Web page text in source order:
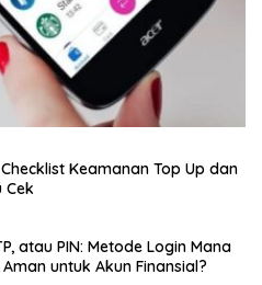
Keamanan Top Up dan
Cek
atau PIN: Metode Login Mana
untuk Akun Finansial?